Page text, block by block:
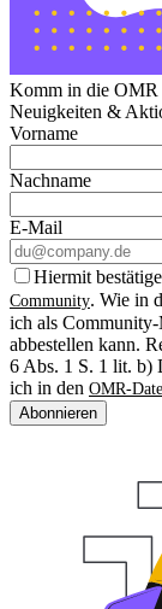
Komm in die OMR
Neuigkeiten &
Vorname
Nachname
E-Mail
Hiermit
Community. Wie in
ich als
abbestellen kann.
6 Abs. 1 S. 1 lit. b)
ich in den OMR-
Abonnieren